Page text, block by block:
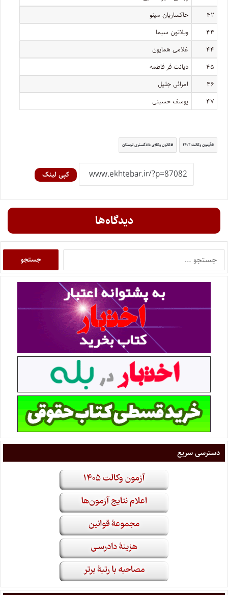
۴۲
خاکساریان مینو
۴۳
ویلاتون سیما
۴۴
غلامی همایون
۴۵
دیانت فر فاطمه
۴۶
امرائی جلیل
۴۷
یوسف حسینی
آزمون وکالت ۱۴۰۲ کانون وکلای دادگستری لرستان
کپی لینک
دیدگاه‌ها
دسترسی سریع